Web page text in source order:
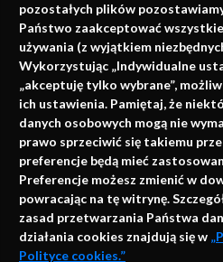
pozostałych plików
Państwo zaakceptować
używania (z wyjątkiem
Wykorzystując „Indywidualne
„akceptuję tylko wybrane”,
ich ustawienia. Pamiętaj, że
danych osobowych mogą nie
prawo sprzeciwić się takiemu
preferencje będą mieć
Preferencje możesz zmienić w
powracając na tę witrynę.
zasad przetwarzania Państwa
działania cookies znajdują się w
Polityce cookies.”
Napisz
ul.
43-460
Redakcja
ul.